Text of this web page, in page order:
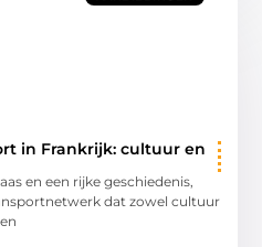
in Frankrijk: cultuur en
en een rijke geschiedenis,
dat zowel cultuur